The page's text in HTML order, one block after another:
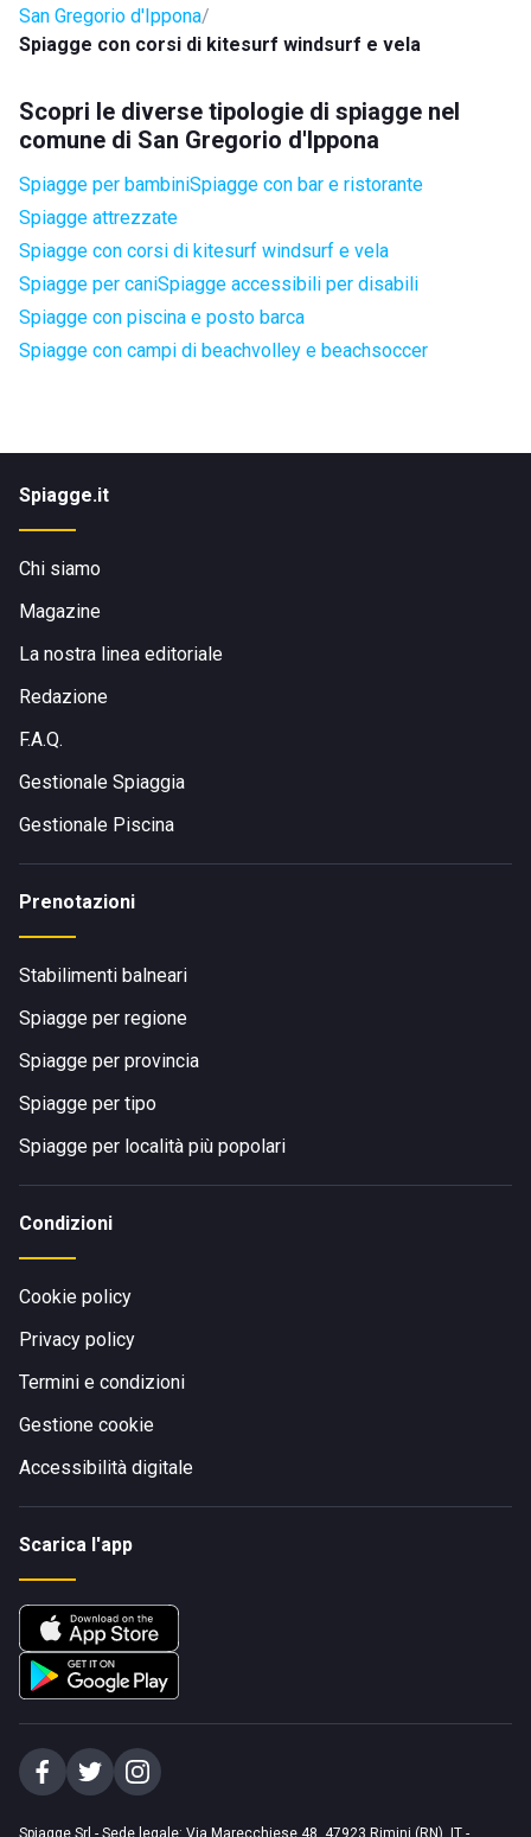
San Gregorio d'Ippona
Spiagge con corsi di kitesurf windsurf e vela
Scopri le diverse tipologie di spiagge nel
comune di San Gregorio d'Ippona
Spiagge per bambiniSpiagge con bar e ristorante
Spiagge attrezzate
Spiagge con corsi di kitesurf windsurf e vela
Spiagge per caniSpiagge accessibili per disabili
Spiagge con piscina e posto barca
Spiagge con campi di beachvolley e beachsoccer
Spiagge.it
Chi siamo
Magazine
La nostra linea editoriale
Redazione
F.A.Q.
Gestionale Spiaggia
Gestionale Piscina
Prenotazioni
Stabilimenti balneari
Spiagge per regione
Spiagge per provincia
Spiagge per tipo
Spiagge per località più popolari
Condizioni
Cookie policy
Privacy policy
Termini e condizioni
Gestione cookie
Accessibilità digitale
Scarica l'app
Spiagge Srl - Sede legale: Via Marecchiese 48, 47923 Rimini (RN), IT -